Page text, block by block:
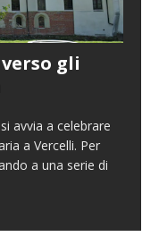
gli
avvia a celebrare
a Vercelli. Per
a una serie di